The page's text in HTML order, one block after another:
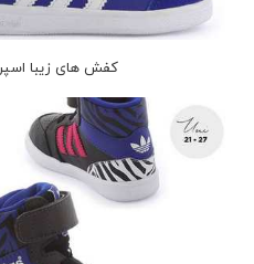
کفش های زیبا